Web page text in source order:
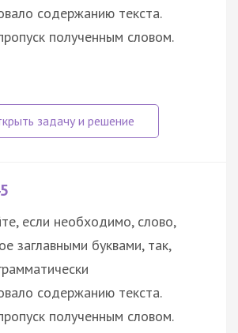
содержанию текста.
полученным словом.
если необходимо, слово,
заглавными буквами, так,
содержанию текста.
полученным словом.